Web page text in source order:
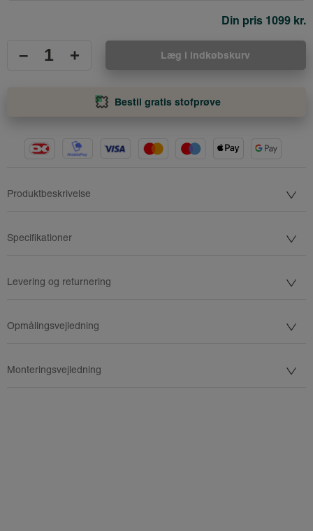
Din pris 1099 kr.
– + Læg i indkøbskurv
Bestil gratis stofprøve
Produktbeskrivelse
Specifikationer
Levering og returnering
Opmålingsvejledning
Monteringsvejledning